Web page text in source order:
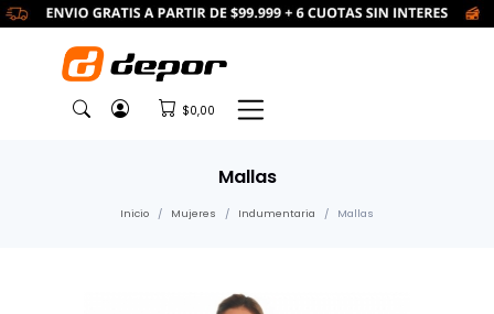
$0,00
Mallas
Inicio Mujeres Indumentaria Mallas